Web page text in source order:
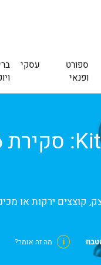
ספורט
ופנאי
עסקי
קוצצים ירקות או
i מה זה אומר?